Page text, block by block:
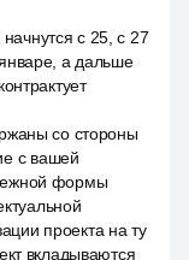
с 25, с 27
а дальше
со стороны
с вашей
формы
проекта на ту
вкладываются